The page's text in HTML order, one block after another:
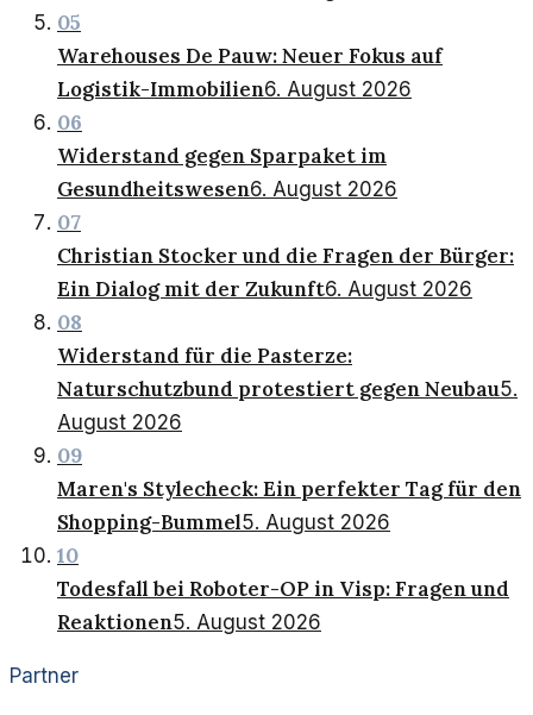
05
Warehouses De Pauw: Neuer Fokus auf
Logistik-Immobilien6. August 2026
06
Widerstand gegen Sparpaket im
Gesundheitswesen6. August 2026
07
Christian Stocker und die Fragen der Bürger:
Ein Dialog mit der Zukunft6. August 2026
08
Widerstand für die Pasterze:
Naturschutzbund protestiert gegen Neubau5.
August 2026
09
Maren's Stylecheck: Ein perfekter Tag für den
Shopping-Bummel5. August 2026
10
Todesfall bei Roboter-OP in Visp: Fragen und
Reaktionen5. August 2026
Partner